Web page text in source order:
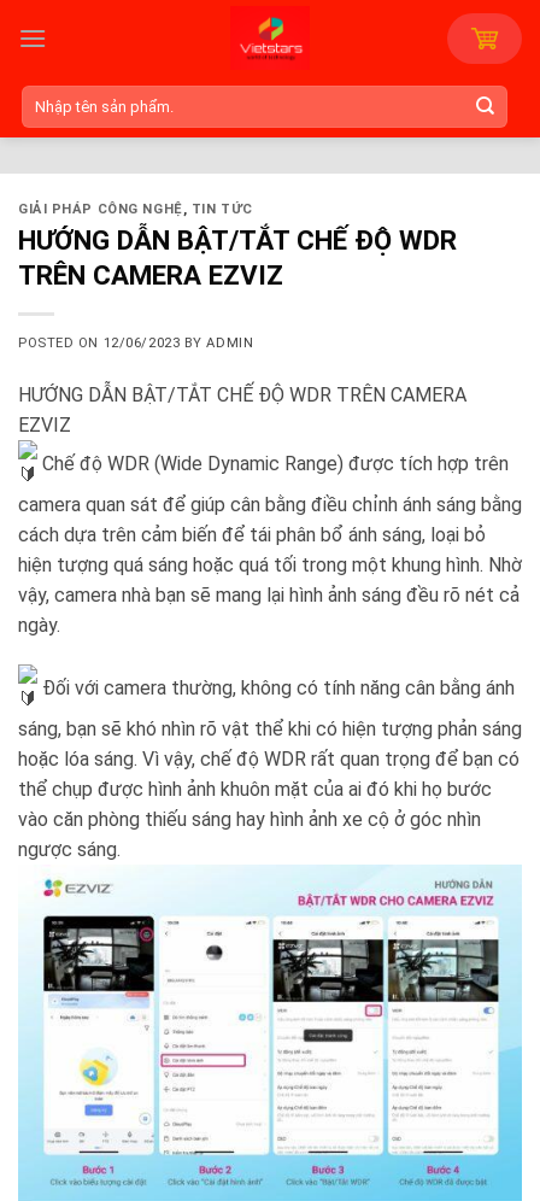
Tìm
kiếm:
GIẢI PHÁP CÔNG NGHỆ, TIN TỨC
HƯỚNG DẪN BẬT/TẮT CHẾ ĐỘ WDR
TRÊN CAMERA EZVIZ
POSTED ON 12/06/2023 BYADMIN
HƯỚNG DẪN BẬT/TẮT CHẾ ĐỘ WDR TRÊN CAMERA
EZVIZ
Chế độ WDR (Wide Dynamic Range) được tích hợp trên
camera quan sát để giúp cân bằng điều chỉnh ánh sáng bằng
cách dựa trên cảm biến để tái phân bổ ánh sáng, loại bỏ
hiện tượng quá sáng hoặc quá tối trong một khung hình. Nhờ
vậy, camera nhà bạn sẽ mang lại hình ảnh sáng đều rõ nét cả
ngày.
Đối với camera thường, không có tính năng cân bằng ánh
sáng, bạn sẽ khó nhìn rõ vật thể khi có hiện tượng phản sáng
hoặc lóa sáng. Vì vậy, chế độ WDR rất quan trọng để bạn có
thể chụp được hình ảnh khuôn mặt của ai đó khi họ bước
vào căn phòng thiếu sáng hay hình ảnh xe cộ ở góc nhìn
ngược sáng.